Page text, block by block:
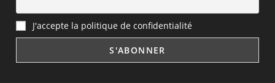
J'accepte la politique de confidentialité